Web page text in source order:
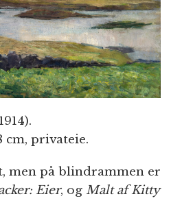
cm, privateie.
men på blindrammen er
Eier, og Malt af Kitty